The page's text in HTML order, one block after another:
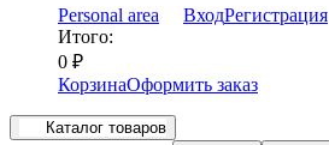
Personal area ВходРегистрация
Итого:
0 ₽
КорзинаОформить заказ
Каталог товаров